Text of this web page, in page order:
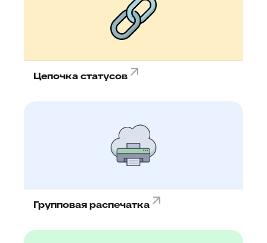
Цепочка статусов
Групповая распечатка